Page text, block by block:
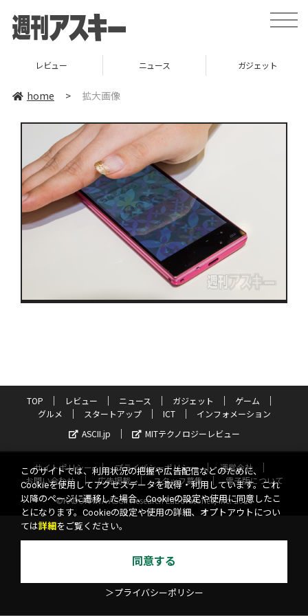
toggle
レビュー ニュース ガジェット
home > 拡大画像
TOP レビュー ニュース ガジェット
ゲーム
グルメ
スタートアップ ICT
インフォメーション
ASCII.jp
MITテクノロジーレビュー
サイトポリシー プライバシーポリシー
運営会社
お問い合わせ
広告掲載 スタッフ募集
電子版について
©KADOKAWA ASCII Research Laboratories, Inc. 2026
このサイトでは、利用状況の把握や広告配信などのために、
Cookieを使用してアクセスデータを取得・利用しています。これ
以降のページに遷移した場合、Cookieの設定や使用に同意したこ
とになります。Cookieの設定や使用の詳細、オプトアウトについ
ては詳細 をご覧ください。
同意する
＞プライバシーポリシー